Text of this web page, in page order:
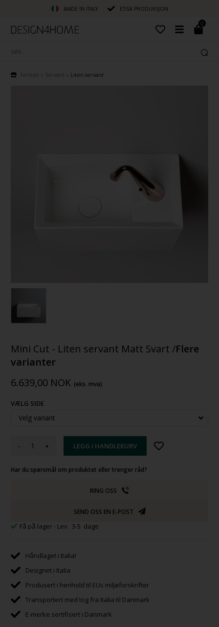
MADE IN ITALY ETISK PRODUKSJON
0
Forside Servant Liten servant
Mini Cut - Liten servant Matt Svart /Flere
varianter
6.639,00 NOK (eks. mva)
VÆLG SIDE
- +
Har du spørsmål om produktet eller trenger råd?
RING OSS
SEND OSS EN E-POST
Få på lager - Lev. 3-5 dage
Håndlaget i Italia!
Designet i Italia
Produsert i henhold til EUs miljøforskrifter
Transportert med tog fra Italia til Danmark
E-merke sertifisert i Danmark